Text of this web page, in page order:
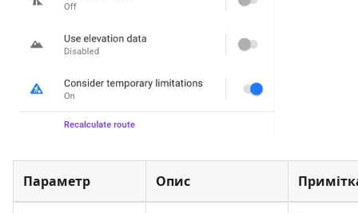
Параметр Опис